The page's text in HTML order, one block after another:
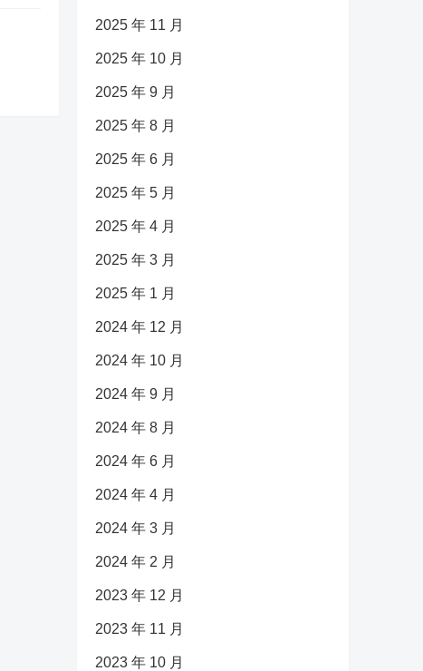
2025 年 11 月
2025 年 10 月
2025 年 9 月
2025 年 8 月
2025 年 6 月
2025 年 5 月
2025 年 4 月
2025 年 3 月
2025 年 1 月
2024 年 12 月
2024 年 10 月
2024 年 9 月
2024 年 8 月
2024 年 6 月
2024 年 4 月
2024 年 3 月
2024 年 2 月
2023 年 12 月
2023 年 11 月
2023 年 10 月